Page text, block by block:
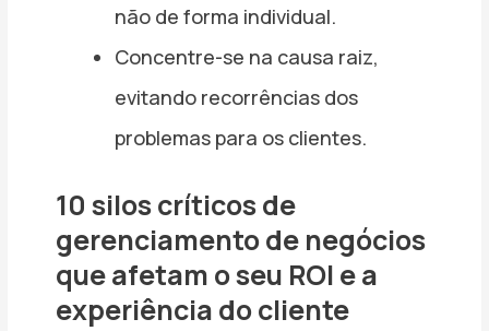
não de forma individual.
Concentre-se na causa raiz,
evitando recorrências dos
problemas para os clientes.
10 silos críticos de
gerenciamento de negócios
que afetam o seu ROI e a
experiência do cliente